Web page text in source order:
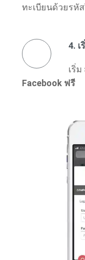
ทะเบียนด้วยร
4.
เริ่ม
Facebook ฟรี